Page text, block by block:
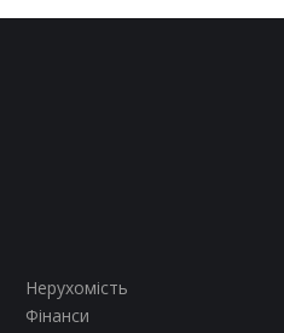
Нерухомість
Фінанси